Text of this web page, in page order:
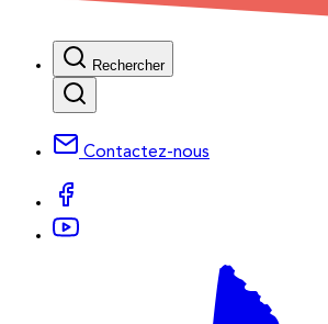
Rechercher
Contactez-nous